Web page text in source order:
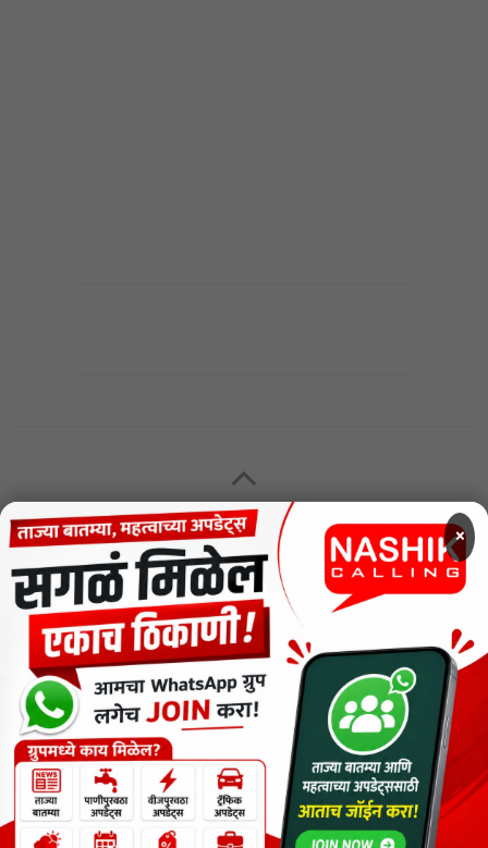
MENU
CODE OF ETHICS FOR DIGITAL NEWS WEBSITES
Contact Us
Privacy Policy
Short News
ThemeNcode PDF Viewer SC [Do not Delete]
वाचकांना विनम्र सूचना
×